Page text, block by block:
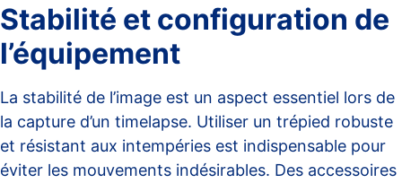
Stabilité et configuration de
l’équipement
La stabilité de l’image est un aspect essentiel lors de
la capture d’un timelapse. Utiliser un trépied robuste
et résistant aux intempéries est indispensable pour
éviter les mouvements indésirables. Des accessoires